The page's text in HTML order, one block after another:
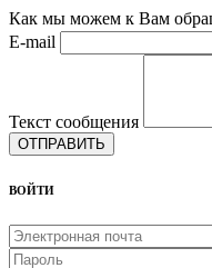
Как мы можем к Вам
E-mail
Текст сообщения
ОТПРАВИТЬ
ВОЙТИ